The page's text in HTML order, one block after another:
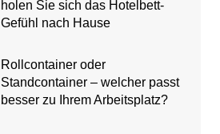
holen Sie sich das Hotelbett-
Gefühl nach Hause
Rollcontainer oder
Standcontainer – welcher passt
besser zu Ihrem Arbeitsplatz?